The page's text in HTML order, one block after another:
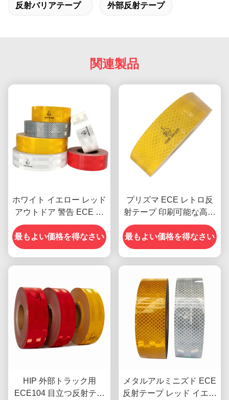
反射バリアテープ 外部反射テープ
関連製品
ホワイト イエロー レッド
アウトドア 警告 ECE ト
レーラー用反射テープ
最もよい価格を得なさい
プリズマ ECE レトロ反
射テープ 印刷可能な高密
度
最もよい価格を得なさい
HIP 外部トラック用
ECE104 目立つ反射テー
メタルアルミニズド ECE
反射テープ レッド イエロ